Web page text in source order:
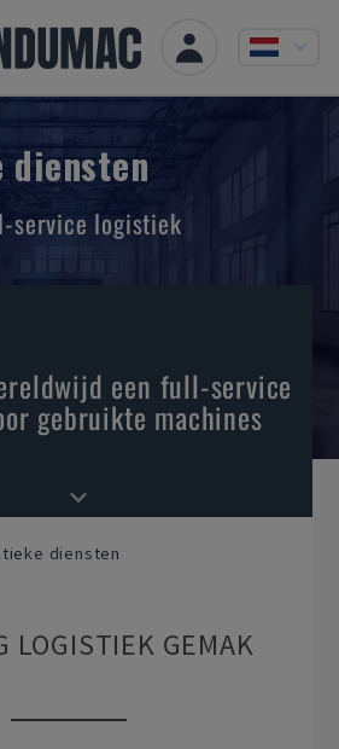
service logistiek
een full-service
gebruikte machines
diensten
LOGISTIEK GEMAK